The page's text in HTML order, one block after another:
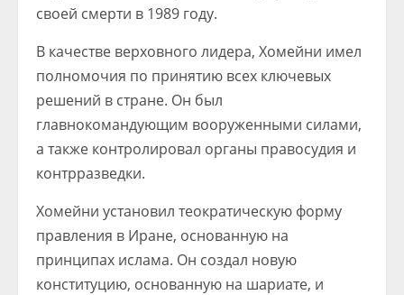
своей смерти в 1989 году.
В качестве верховного лидера, Хомейни имел
полномочия по принятию всех ключевых
решений в стране. Он был
главнокомандующим вооруженными силами,
а также контролировал органы правосудия и
контрразведки.
Хомейни установил теократическую форму
правления в Иране, основанную на
принципах ислама. Он создал новую
конституцию, основанную на шариате, и